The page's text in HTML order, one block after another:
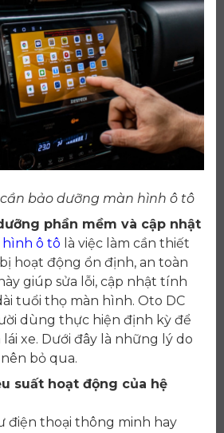
bảo dưỡng màn hình ô tô
phần mềm và cập nhật
hình ô tô là việc làm cần thiết
hoạt động ổn định, an toàn
giúp sửa lỗi, cập nhật tính
tuổi thọ màn hình. Oto DC
dùng thực hiện định kỳ để
xe. Dưới đây là những lý do
bỏ qua.
suất hoạt động của hệ
điện thoại thông minh hay